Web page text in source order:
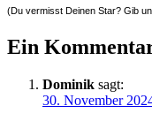
(Du vermisst Deinen Star? Gib
Ein
Dominik sagt:
30. November